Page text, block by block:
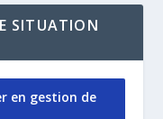
SITUATION
en gestion de